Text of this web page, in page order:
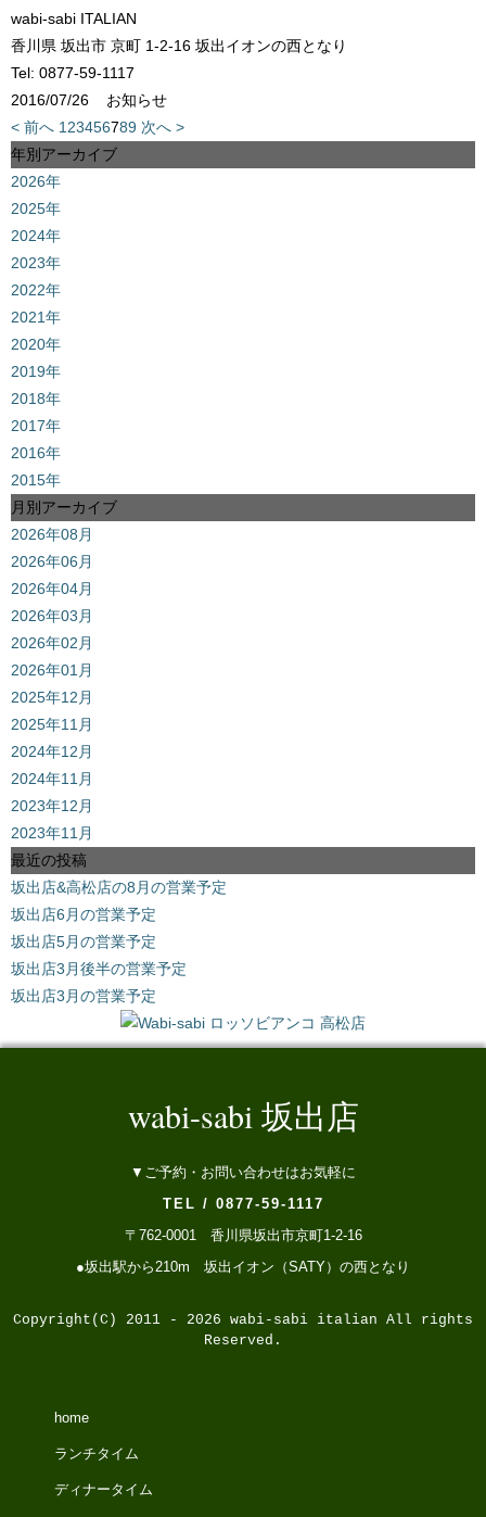
wabi-sabi ITALIAN
香川県 坂出市 京町 1-2-16 坂出イオンの西となり
Tel: 0877-59-1117
2016/07/26
お知らせ
< 前へ 1 23456789 次へ >
年別アーカイブ
2026年
2025年
2024年
2023年
2022年
2021年
2020年
2019年
2018年
2017年
2016年
2015年
月別アーカイブ
2026年08月
2026年06月
2026年04月
2026年03月
2026年02月
2026年01月
2025年12月
2025年11月
2024年12月
2024年11月
2023年12月
2023年11月
最近の投稿
坂出店&高松店の8月の営業予定
坂出店6月の営業予定
坂出店5月の営業予定
坂出店3月後半の営業予定
坂出店3月の営業予定
wabi-sabi 坂出店
▼ご予約・お問い合わせはお気軽に
TEL / 0877-59-1117
〒762-0001 香川県坂出市京町1-2-16
●坂出駅から210m 坂出イオン（SATY）の西となり
Copyright(C) 2011 - 2026 wabi-sabi italian All rights
Reserved.
home
ランチタイム
ディナータイム